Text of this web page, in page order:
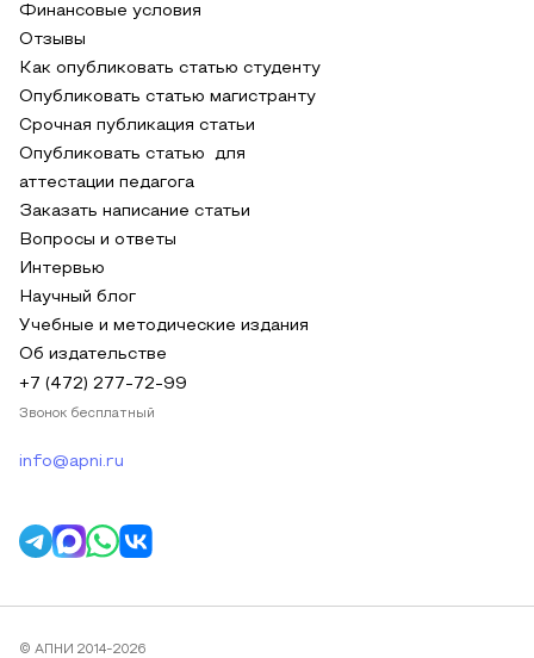
Финансовые условия
Отзывы
Как опубликовать статью студенту
Опубликовать статью магистранту
Срочная публикация статьи
Опубликовать статью для
аттестации педагога
Заказать написание статьи
Вопросы и ответы
Интервью
Научный блог
Учебные и методические издания
Об издательстве
+7 (472) 277-72-99
Звонок бесплатный
info@apni.ru
© АПНИ 2014-2026